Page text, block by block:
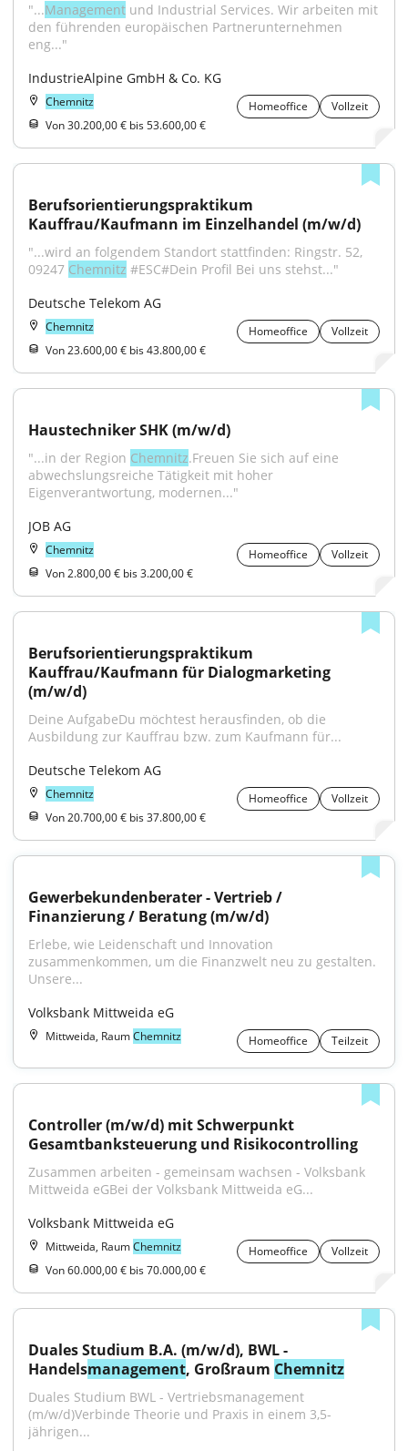
"...Management und Industrial Services. Wir arbeiten mit
den führenden europäischen Partnerunternehmen
eng..."
IndustrieAlpine GmbH & Co. KG
Chemnitz Homeoffice
Vollzeit
Von 30.200,00 € bis 53.600,00 €
Berufsorientierungspraktikum
Kauffrau/Kaufmann im Einzelhandel (m/w/d)
"...wird an folgendem Standort stattfinden: Ringstr. 52,
09247 Chemnitz #ESC#Dein Profil Bei uns stehst..."
Deutsche Telekom AG
Chemnitz Homeoffice
Vollzeit
Von 23.600,00 € bis 43.800,00 €
Haustechniker SHK (m/w/d)
"...in der Region Chemnitz.Freuen Sie sich auf eine
abwechslungsreiche Tätigkeit mit hoher
Eigenverantwortung, modernen..."
JOB AG
Chemnitz Homeoffice
Vollzeit
Von 2.800,00 € bis 3.200,00 €
Berufsorientierungspraktikum
Kauffrau/Kaufmann für Dialogmarketing
(m/w/d)
Deine AufgabeDu möchtest herausfinden, ob die
Ausbildung zur Kauffrau bzw. zum Kaufmann für...
Deutsche Telekom AG
Chemnitz Homeoffice
Vollzeit
Von 20.700,00 € bis 37.800,00 €
Gewerbekundenberater - Vertrieb /
Finanzierung / Beratung (m/w/d)
Erlebe, wie Leidenschaft und Innovation
zusammenkommen, um die Finanzwelt neu zu gestalten.
Unsere...
Volksbank Mittweida eG
Mittweida, RaumChemnitz Homeoffice Teilzeit
Controller (m/w/d) mit Schwerpunkt
Gesamtbanksteuerung und Risikocontrolling
Zusammen arbeiten - gemeinsam wachsen - Volksbank
Mittweida eGBei der Volksbank Mittweida eG...
Volksbank Mittweida eG
Mittweida, RaumChemnitz Homeoffice
Vollzeit
Von 60.000,00 € bis 70.000,00 €
Duales Studium B.A. (m/w/d), BWL -
Handelsmanagement, Großraum Chemnitz
Duales Studium BWL - Vertriebsmanagement
(m/w/d)Verbinde Theorie und Praxis in einem 3,5-
jährigen...